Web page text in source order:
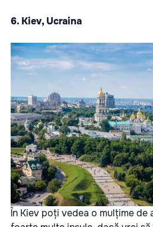
6. Kiev, Ucraina
În Kiev poți vedea o mulțime